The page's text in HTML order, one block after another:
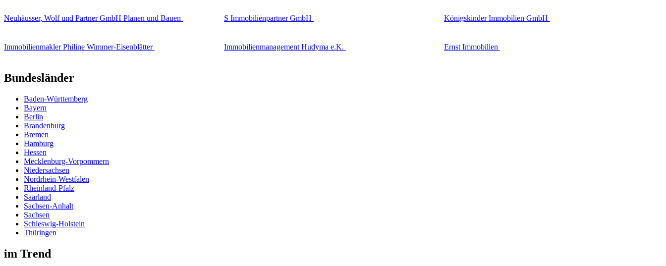
Neuhäusser, Wolf und Partner GmbH Planen und Bauen S Immobilienpartner GmbH Königskinder Immobilien GmbH
Immobilienmakler Philine Wimmer-Eisenblätter Immobilienmanagement Hudyma e.K. Ernst Immobilien
Bundesländer
Baden-Württemberg
Bayern
Berlin
Brandenburg
Bremen
Hamburg
Hessen
Mecklenburg-Vorpommern
Niedersachsen
Nordrhein-Westfalen
Rheinland-Pfalz
Saarland
Sachsen-Anhalt
Sachsen
Schleswig-Holstein
Thüringen
im Trend